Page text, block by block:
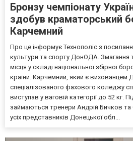
Бронзу чемпіонату
здобув краматорський
Карчемний
Про це інформує Технополіс з
культури та спорту ДонОДА. Змагання
місця у складі національної збірної
країни. Карчемний, який є вихованцем
спеціалізованого фахового коледжу
виступав у ваговій категорії до 52 кг.
займаються тренери Андрій Бичков
усіх представників Донецької обл...